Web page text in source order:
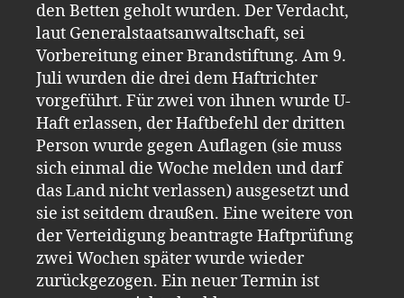
den Betten geholt wurden. Der Verdacht,
laut Generalstaatsanwaltschaft, sei
Vorbereitung einer Brandstiftung. Am 9.
Juli wurden die drei dem Haftrichter
vorgeführt. Für zwei von ihnen wurde U-
Haft erlassen, der Haftbefehl der dritten
Person wurde gegen Auflagen (sie muss
sich einmal die Woche melden und darf
das Land nicht verlassen) ausgesetzt und
sie ist seitdem draußen. Eine weitere von
der Verteidigung beantragte Haftprüfung
zwei Wochen später wurde wieder
zurückgezogen. Ein neuer Termin ist